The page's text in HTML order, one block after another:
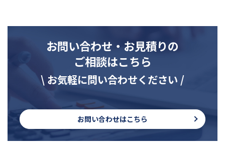
お問い合わせ・お見積りの
ご相談はこちら
\ お気軽に問い合わせください /
お問い合わせはこちら